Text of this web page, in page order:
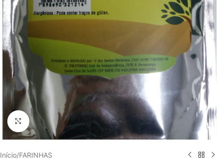
Clique para ampliar
Início/FARINHAS